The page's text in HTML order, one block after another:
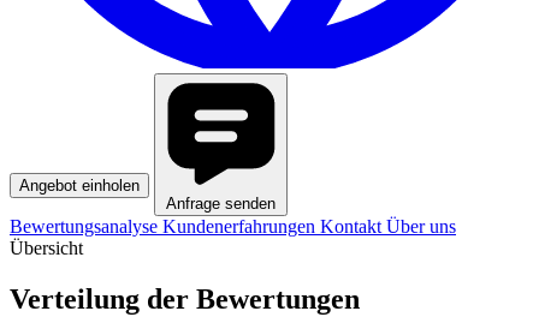
Angebot einholen
Anfrage senden
Bewertungsanalyse Kundenerfahrungen Kontakt Über uns
Übersicht
Verteilung der Bewertungen